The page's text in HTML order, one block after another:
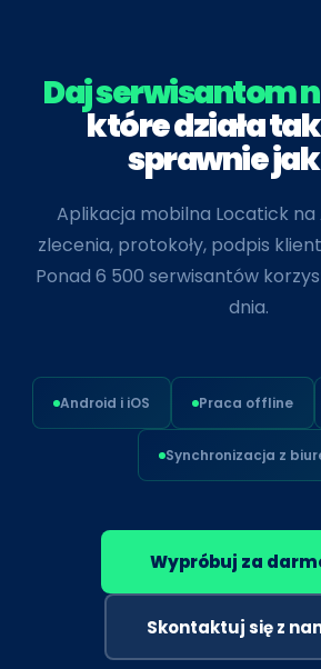
Daj serwisantom
które działa
sprawnie
Aplikacja mobilna Locatick na
zlecenia, protokoły, podpis
Ponad 6 500 serwisantów
dnia.
Android i iOS Praca offline
Synchronizacja z
Wypróbuj za
Skontaktuj się z